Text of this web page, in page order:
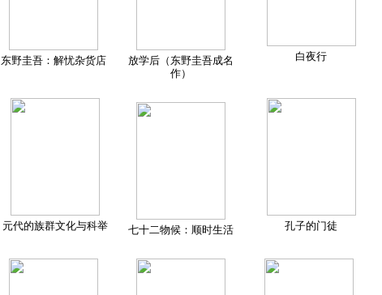
东野圭吾：解忧杂货店
放学后（东野圭吾成名
作）
白夜行
元代的族群文化与科举 七十二物候：顺时生活 孔子的门徒